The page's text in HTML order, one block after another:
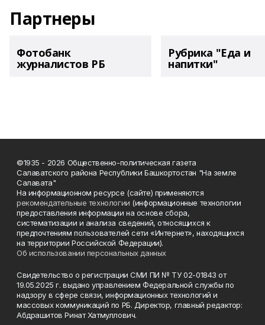
Партнеры
Фотобанк
журналистов РБ
Рубрика "Еда и
напитки"
©1935 - 2026 Общественно-политическая газета
Салаватского района Республики Башкортостан "На земле
Салавата"
На информационном ресурсе (сайте) применяются
рекомендательные технологии (информационные технологии
предоставления информации на основе сбора,
систематизации и анализа сведений, относящихся к
предпочтениям пользователей сети «Интернет», находящихся
на территории Российской Федерации).
Об использовании персональных данных
Свидетельство о регистрации СМИ ПИ № ТУ 02-01843 от
19.05.2025 г. выдано управлением Федеральной службы по
надзору в сфере связи, информационных технологий и
массовых коммуникаций по РБ. Директор, главный редактор:
Абдрашитов Ринат Хатмуллович.